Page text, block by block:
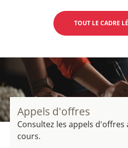
TOUT LE CADRE
Appels d'offres
Consultez les appels
cours.